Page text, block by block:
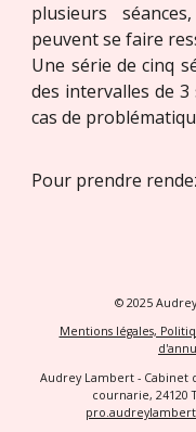
plusieurs
peuvent se faire
Une série decinq
des intervalles de
cas de
Pour prendre
© 2025
Mentions légales,
Audrey Lambert - Cabinet
cournarie, 24120